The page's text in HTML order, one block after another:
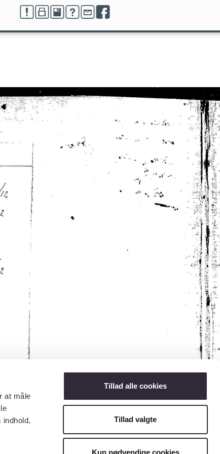
at måle
indhold,
Tillad alle cookies
Tillad valgte
Kun nødvendige cookies